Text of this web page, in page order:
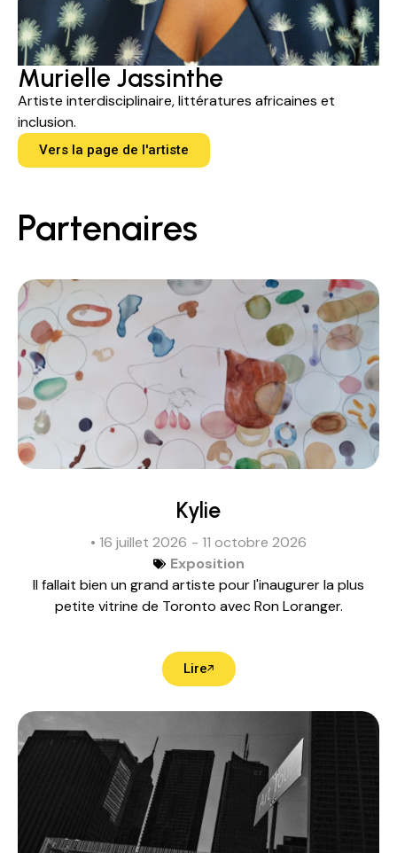
Murielle Jassinthe
Artiste interdisciplinaire, littératures africaines et
inclusion.
Vers la page de l'artiste
Partenaires
Kylie
• 16 juillet 2026 - 11 octobre 2026
Exposition
Il fallait bien un grand artiste pour l'inaugurer la plus
petite vitrine de Toronto avec Ron Loranger.
Lire